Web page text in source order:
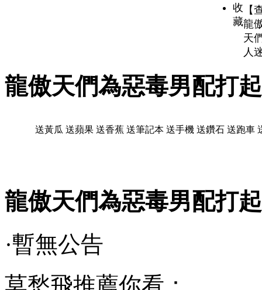
收
藏
【
龍
天
人
龍傲天們為惡毒男配打
送黃瓜 送蘋果 送香蕉 送筆記本 送手機 送鑽石 送跑車
龍傲天們為惡毒男配打
·暫無公告
莫愁飛推薦你看：